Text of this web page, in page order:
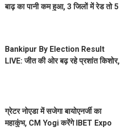
बाढ़ का पानी कम हुआ, 3 जिलों में रेड तो 5
Bankipur By Election Result
LIVE: जीत की ओर बढ़ रहे प्रशांत किशोर,
ग्रेटर नोएडा में सजेगा बायोएनर्जी का
महाकुंभ, CM Yogi करेंगे IBET Expo